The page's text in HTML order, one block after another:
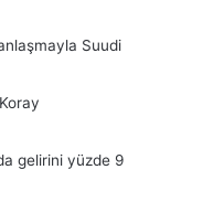
Suudi
gelirini yüzde 9